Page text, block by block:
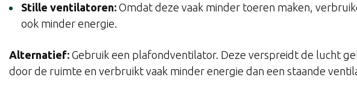
Stille ventilatoren: Omdat deze vaak minder toeren maken,
ook minder energie.
Alternatief: Gebruik een plafondventilator. Deze verspreidt de lucht
door de ruimte en verbruikt vaak minder energie dan een staande